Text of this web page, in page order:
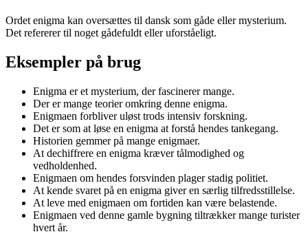
Ordet enigma kan oversættes til dansk som gåde eller mysterium.
Det refererer til noget gådefuldt eller uforståeligt.
Eksempler på brug
Enigma er et mysterium, der fascinerer mange.
Der er mange teorier omkring denne enigma.
Enigmaen forbliver uløst trods intensiv forskning.
Det er som at løse en enigma at forstå hendes tankegang.
Historien gemmer på mange enigmaer.
At dechiffrere en enigma kræver tålmodighed og
vedholdenhed.
Enigmaen om hendes forsvinden plager stadig politiet.
At kende svaret på en enigma giver en særlig tilfredsstillelse.
At leve med enigmaen om fortiden kan være belastende.
Enigmaen ved denne gamle bygning tiltrækker mange turister
hvert år.